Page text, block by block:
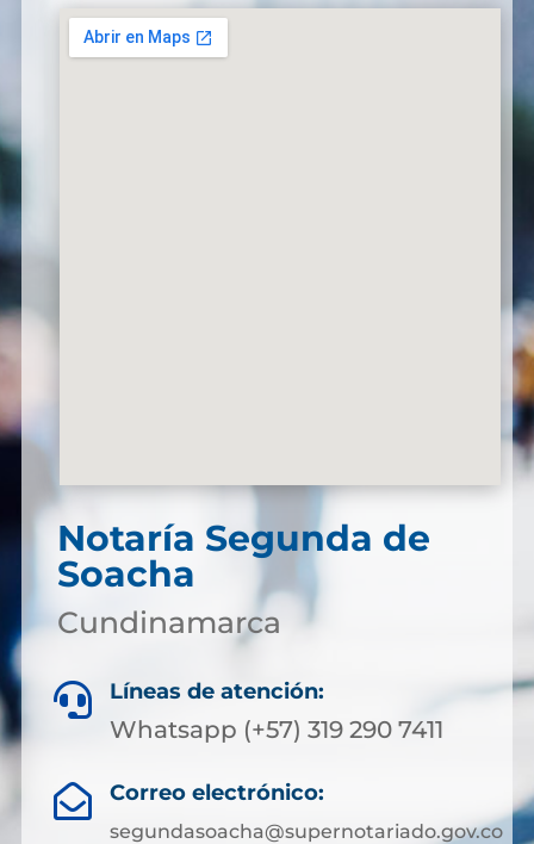
Notaría Segunda de
Soacha
Cundinamarca
 Líneas de atención:
Whatsapp (+57) 319 290 7411
 Correo electrónico:
segundasoacha@supernotariado.gov.co